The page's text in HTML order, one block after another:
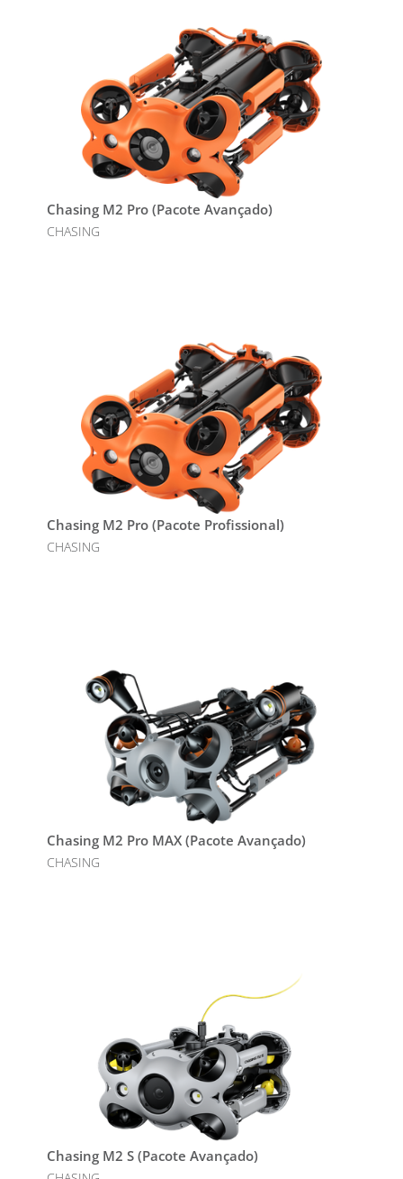
Chasing M2 Pro (Pacote Avançado)
CHASING
Chasing M2 Pro (Pacote Profissional)
CHASING
Chasing M2 Pro MAX (Pacote Avançado)
CHASING
Chasing M2 S (Pacote Avançado)